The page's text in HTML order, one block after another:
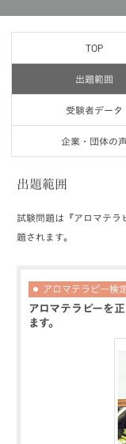
TOP
出題範囲
受験者データ
企業・団体の声
出題範囲
試験問題は『アロマテラ
題されます。
アロマテラピーを
ます。